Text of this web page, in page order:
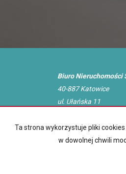
Biuro Nieruchomości
40-887 Katowice
ul. Ułańska 11
Ta strona wykorzystuje pliki
w dowolnej chwili